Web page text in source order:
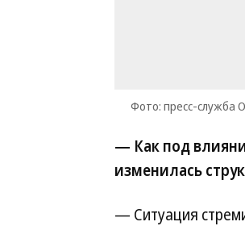
Фото: пресс-служба
— Как под
изменилась
— Ситуация